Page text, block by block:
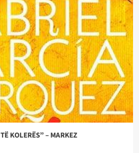
KOLERËS” – MARKEZ